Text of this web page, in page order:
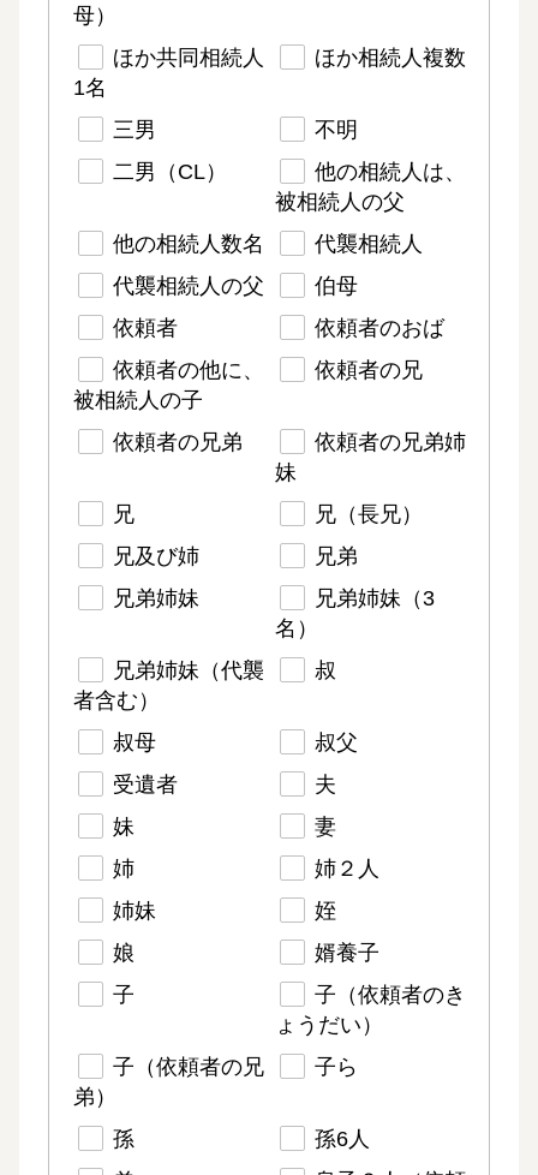
母）
ほか共同相続人
1名
ほか相続人複数
三男
不明
二男（CL）
他の相続人は、
被相続人の父
他の相続人数名
代襲相続人
代襲相続人の父
伯母
依頼者
依頼者のおば
依頼者の他に、
被相続人の子
依頼者の兄
依頼者の兄弟
依頼者の兄弟姉
妹
兄
兄（長兄）
兄及び姉
兄弟
兄弟姉妹
兄弟姉妹（3
名）
兄弟姉妹（代襲
者含む）
叔
叔母
叔父
受遺者
夫
妹
妻
姉
姉２人
姉妹
姪
娘
婿養子
子
子（依頼者のき
ょうだい）
子（依頼者の兄
弟）
子ら
孫
孫6人